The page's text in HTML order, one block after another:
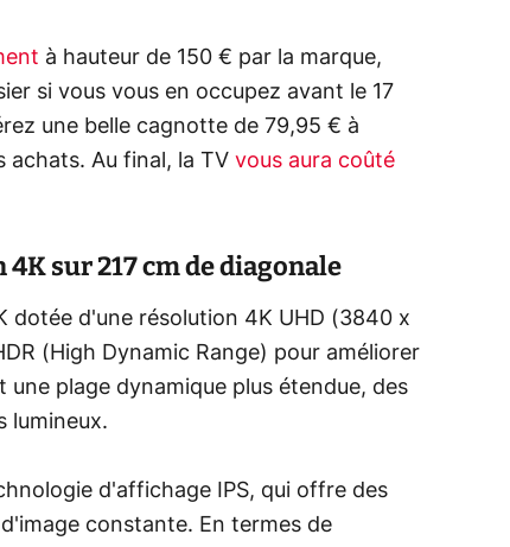
à hauteur de 150 € par la marque,
si vous vous en occupez avant le 17
une belle cagnotte de 79,95 € à
achats. Au final, la TV vous aura coûté
sur 217 cm de diagonale
dotée d'une résolution 4K UHD (3840 x
(High Dynamic Range) pour améliorer
plage dynamique plus étendue, des
lumineux.
d'affichage IPS, qui offre des
constante. En termes de